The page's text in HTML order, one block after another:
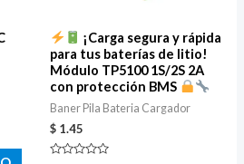
¡Carga segura y rápida
para tus baterías de litio!
Módulo TP5100 1S/2S 2A
con protección BMS
Baner Pila Bateria Cargador
$ 1.45